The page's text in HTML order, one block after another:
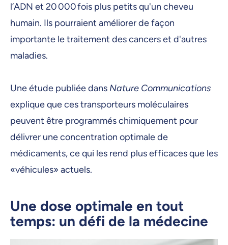
l’ADN et 20 000 fois plus petits qu'un cheveu
humain. Ils pourraient améliorer de façon
importante le traitement des cancers et d'autres
maladies.
Une étude publiée dans Nature Communications
explique que ces transporteurs moléculaires
peuvent être programmés chimiquement pour
délivrer une concentration optimale de
médicaments, ce qui les rend plus efficaces que les
«véhicules» actuels.
Une dose optimale en tout
temps: un défi de la médecine